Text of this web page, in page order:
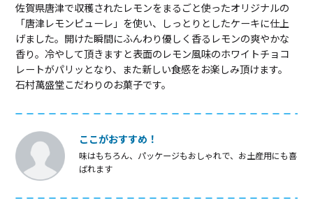
佐賀県唐津で収穫されたレモンをまるごと使ったオリジナルの
「唐津レモンピューレ」を使い、しっとりとしたケーキに仕上
げました。開けた瞬間にふんわり優しく香るレモンの爽やかな
香り。冷やして頂きますと表面のレモン風味のホワイトチョコ
レートがパリッとなり、また新しい食感をお楽しみ頂けます。
石村萬盛堂こだわりのお菓子です。
ここがおすすめ！
味はもちろん、パッケージもおしゃれで、お土産用にも喜
ばれます